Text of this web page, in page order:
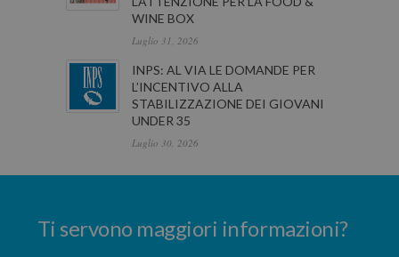
WINE BOX
Luglio 31, 2026
INPS: AL VIA LE DOMANDE PER
L’INCENTIVO ALLA
STABILIZZAZIONE DEI GIOVANI
UNDER 35
Luglio 30, 2026
Ti servono maggiori informazioni?